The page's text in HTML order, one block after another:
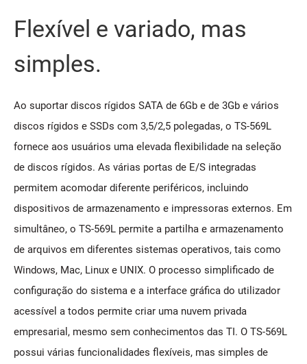
Flexível e variado, mas
simples.
Ao suportar discos rígidos SATA de 6Gb e de 3Gb e vários
discos rígidos e SSDs com 3,5/2,5 polegadas, o TS-569L
fornece aos usuários uma elevada flexibilidade na seleção
de discos rígidos. As várias portas de E/S integradas
permitem acomodar diferente periféricos, incluindo
dispositivos de armazenamento e impressoras externos. Em
simultâneo, o TS-569L permite a partilha e armazenamento
de arquivos em diferentes sistemas operativos, tais como
Windows, Mac, Linux e UNIX. O processo simplificado de
configuração do sistema e a interface gráfica do utilizador
acessível a todos permite criar uma nuvem privada
empresarial, mesmo sem conhecimentos das TI. O TS-569L
possui várias funcionalidades flexíveis, mas simples de